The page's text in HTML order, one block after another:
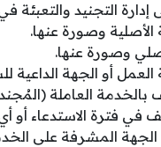
التجنيد والتعبئة
الأصلية وصورة عنها.
وصورة عنها.
أو الجهة الداعية
بالخدمة العاملة
في فترة الاستدعاء
المشرفة على